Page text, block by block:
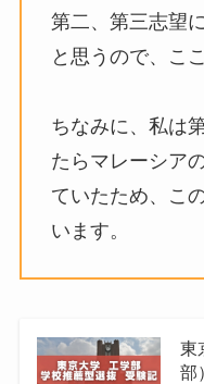
第二、第三志望
と思うので、こ
ちなみに、私は
たらマレーシア
ていたため、こ
います。
東
部